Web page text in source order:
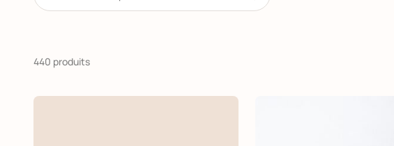
440 produits